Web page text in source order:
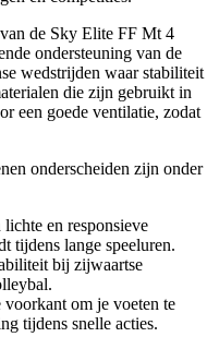
de Sky Elite FF Mt 4
ondersteuning van de
wedstrijden waar stabiliteit
die zijn gebruikt in
een goede ventilatie, zodat
onderscheiden zijn onder
lichte en responsieve
tijdens lange speeluren.
bij zijwaartse
voorkant om je voeten te
tijdens snelle acties.